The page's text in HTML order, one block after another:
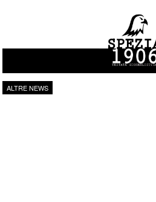
Vai al contenuto
ALTRE NEWS